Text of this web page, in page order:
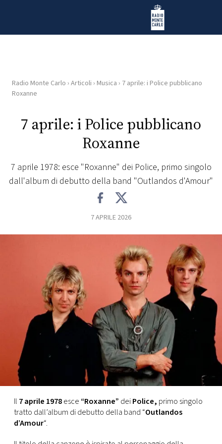
Radio Monte Carlo
HOME
PLAYLIST
CONCORSI
EVENTI
VIDEO
TV
PRINCIPATO
DI
MONACO
RMC
Radio Monte Carlo › Articoli › Musica › 7 aprile: i Police pubblicano
Roxanne
7 aprile: i Police pubblicano
Roxanne
7 aprile 1978: esce "Roxanne" dei Police, primo singolo
dall'album di debutto della band "Outlandos d'Amour"
7 APRILE 2026
Il 7 aprile 1978esce “Roxanne” deiPolice, primo singolo
tratto dall’album di debutto della band “Outlandos
d’Amour“.